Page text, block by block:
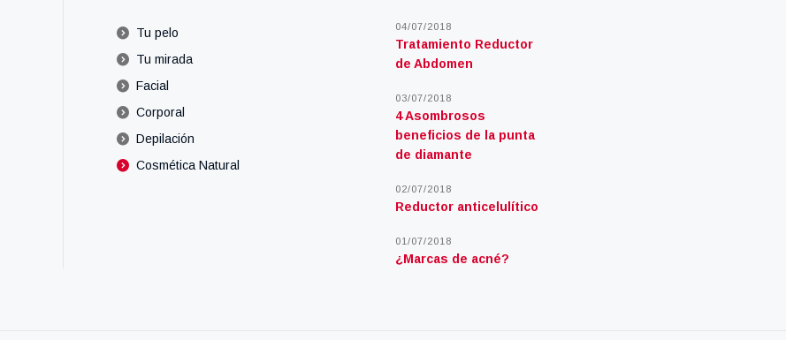
Tu pelo
Tu mirada
Facial
Corporal
Depilación
Cosmética Natural
04/07/2018
Tratamiento Reductor
de Abdomen
03/07/2018
4 Asombrosos
beneficios de la punta
de diamante
02/07/2018
Reductor anticelulítico
01/07/2018
¿Marcas de acné?